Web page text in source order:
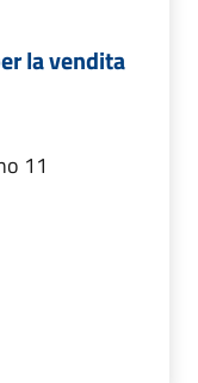
la vendita
11